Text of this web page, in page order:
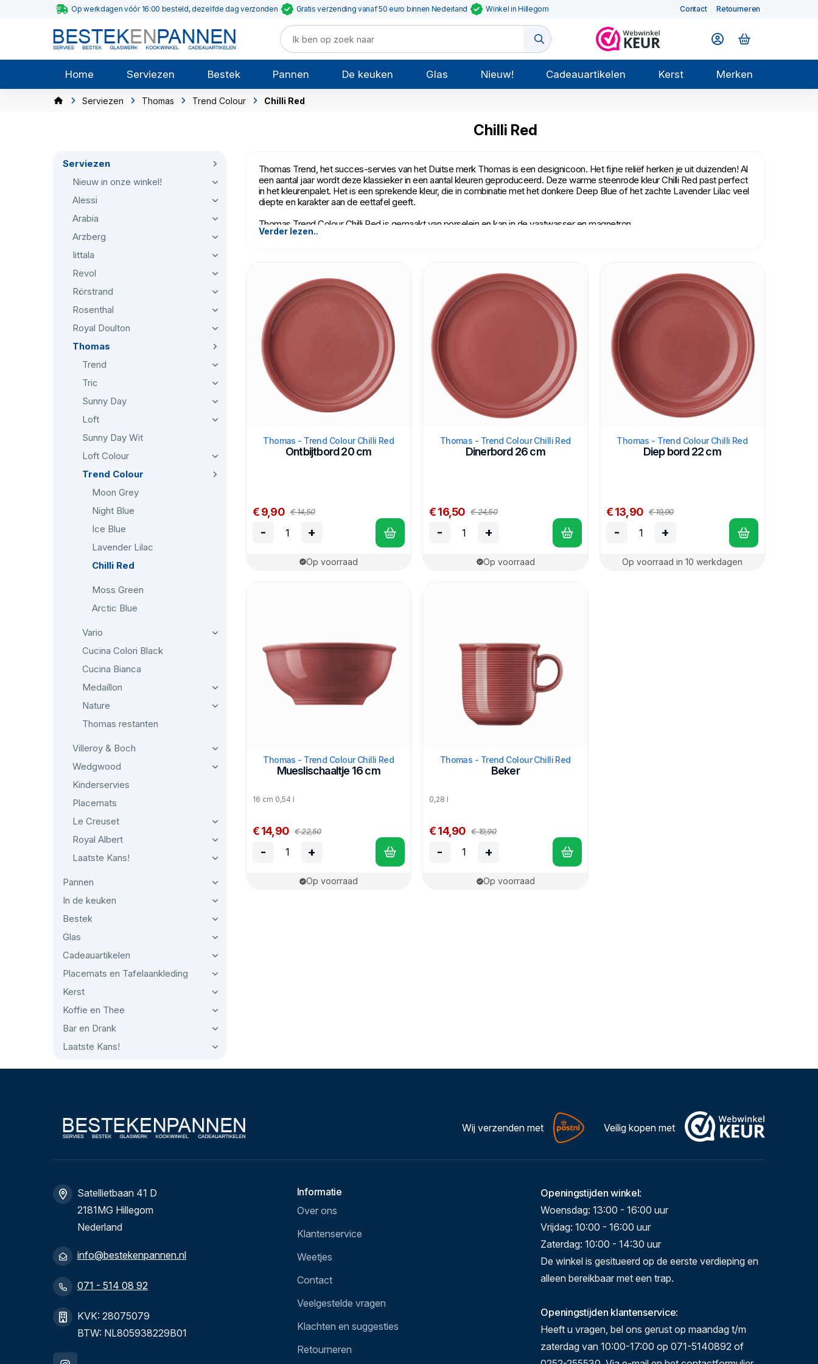
Op werkdagen vóór 16:00 besteld, dezelfde dag verzonden Gratis verzending vanaf 50 euro binnen Nederland Winkel in Hillegom Contact Retourneren
Home Serviezen Bestek Pannen De keuken Glas Nieuw! Cadeauartikelen Kerst Merken
Serviezen Thomas Trend Colour Chilli Red
Serviezen
Nieuw in onze winkel!
Alessi
Arabia
Arzberg
Iittala
Revol
Rörstrand
Rosenthal
Royal Doulton
Thomas
Trend
Tric
Sunny Day
Loft
Sunny Day Wit
Loft Colour
Trend Colour
Moon Grey
Night Blue
Ice Blue
Lavender Lilac
Chilli Red
Moss Green
Arctic Blue
Vario
Cucina Colori Black
Cucina Bianca
Medaillon
Nature
Thomas restanten
Villeroy & Boch
Wedgwood
Kinderservies
Placemats
Le Creuset
Royal Albert
Laatste Kans!
Pannen
In de keuken
Bestek
Glas
Cadeauartikelen
Placemats en Tafelaankleding
Kerst
Koffie en Thee
Bar en Drank
Laatste Kans!
Chilli Red
Thomas Trend, het succes-servies van het Duitse merk Thomas is een designicoon. Het fijne reliëf herken je uit duizenden! Al
een aantal jaar wordt deze klassieker in een aantal kleuren geproduceerd. Deze warme steenrode kleur Chilli Red past perfect
in het kleurenpalet. Het is een sprekende kleur, die in combinatie met het donkere Deep Blue of het zachte Lavender Lilac veel
diepte en karakter aan de eettafel geeft.
Thomas Trend Colour Chilli Red is gemaakt van porselein en kan in de vaatwasser en magnetron.
Verder lezen..
Thomas - Trend Colour Chilli Red
Ontbijtbord 20 cm
€ 9,90 € 14,50
- +
Op voorraad
Thomas - Trend Colour Chilli Red
Dinerbord 26 cm
€ 16,50 € 24,50
- +
Op voorraad
Thomas - Trend Colour Chilli Red
Diep bord 22 cm
€ 13,90 € 19,90
- +
Op voorraad in 10 werkdagen
Thomas - Trend Colour Chilli Red
Mueslischaaltje 16 cm
16 cm 0,54 l
€ 14,90 € 22,50
- +
Op voorraad
Thomas - Trend Colour Chilli Red
Beker
0,28 l
€ 14,90 € 19,90
- +
Op voorraad
Wij verzenden met Veilig kopen met
Satellietbaan 41 D
2181MG Hillegom
Nederland
info@bestekenpannen.nl
071 - 514 08 92
KVK: 28075079
BTW: NL805938229B01
Informatie
Over ons
Klantenservice
Weetjes
Contact
Veelgestelde vragen
Klachten en suggesties
Retourneren
Openingstijden winkel:
Woensdag: 13:00 - 16:00 uur
Vrijdag: 10:00 - 16:00 uur
Zaterdag: 10:00 - 14:30 uur
De winkel is gesitueerd op de eerste verdieping en
alleen bereikbaar met een trap.
Openingstijden klantenservice:
Heeft u vragen, bel ons gerust op maandag t/m
zaterdag van 10:00-17:00 op 071-5140892 of